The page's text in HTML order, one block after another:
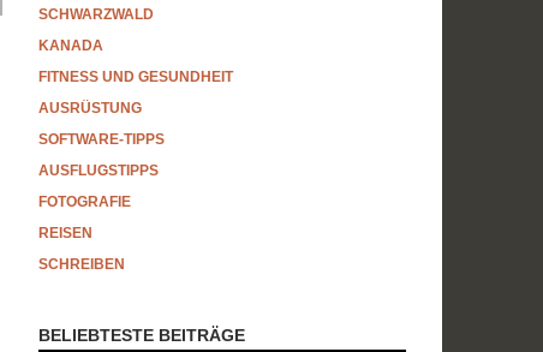
SCHWARZWALD
KANADA
FITNESS UND GESUNDHEIT
AUSRÜSTUNG
SOFTWARE-TIPPS
AUSFLUGSTIPPS
FOTOGRAFIE
REISEN
SCHREIBEN
BELIEBTESTE BEITRÄGE